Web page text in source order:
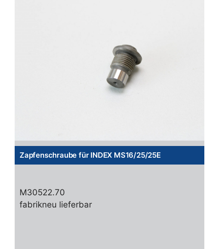
Zapfenschraube für INDEX MS16/25/25E
M30522.70
fabrikneu lieferbar